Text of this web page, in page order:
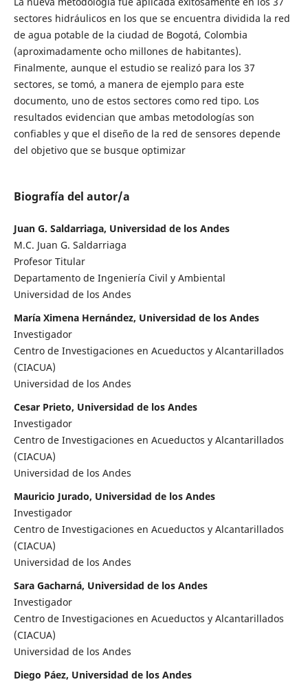
sectores hidráulicos en los que se encuentra dividida la red
de agua potable de la ciudad de Bogotá, Colombia
(aproximadamente ocho millones de habitantes).
Finalmente, aunque el estudio se realizó para los 37
sectores, se tomó, a manera de ejemplo para este
documento, uno de estos sectores como red tipo. Los
resultados evidencian que ambas metodologías son
confiables y que el diseño de la red de sensores depende
del objetivo que se busque optimizar
Biografía del autor/a
Juan G. Saldarriaga, Universidad de los Andes
M.C. Juan G. Saldarriaga
Profesor Titular
Departamento de Ingeniería Civil y Ambiental
Universidad de los Andes
María Ximena Hernández, Universidad de los Andes
Investigador
Centro de Investigaciones en Acueductos y Alcantarillados
(CIACUA)
Universidad de los Andes
Cesar Prieto, Universidad de los Andes
Investigador
Centro de Investigaciones en Acueductos y Alcantarillados
(CIACUA)
Universidad de los Andes
Mauricio Jurado, Universidad de los Andes
Investigador
Centro de Investigaciones en Acueductos y Alcantarillados
(CIACUA)
Universidad de los Andes
Sara Gacharná, Universidad de los Andes
Investigador
Centro de Investigaciones en Acueductos y Alcantarillados
(CIACUA)
Universidad de los Andes
Diego Páez, Universidad de los Andes